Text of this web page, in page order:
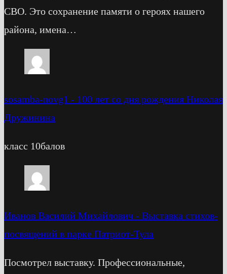
СВО. Это сохранение памяти о героях нашего
района, имена…
sosamba-novg1 - 100 лет со дня рождения Николая
Дружинина
класс 10балов
Иванов Василий Михайлович - Выставка стихов-
посвящений в парке Патриот-Тула
Посмотрел выставку. Профессиональные,